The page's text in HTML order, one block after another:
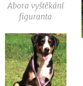
Abora vyštěkání
figuranta